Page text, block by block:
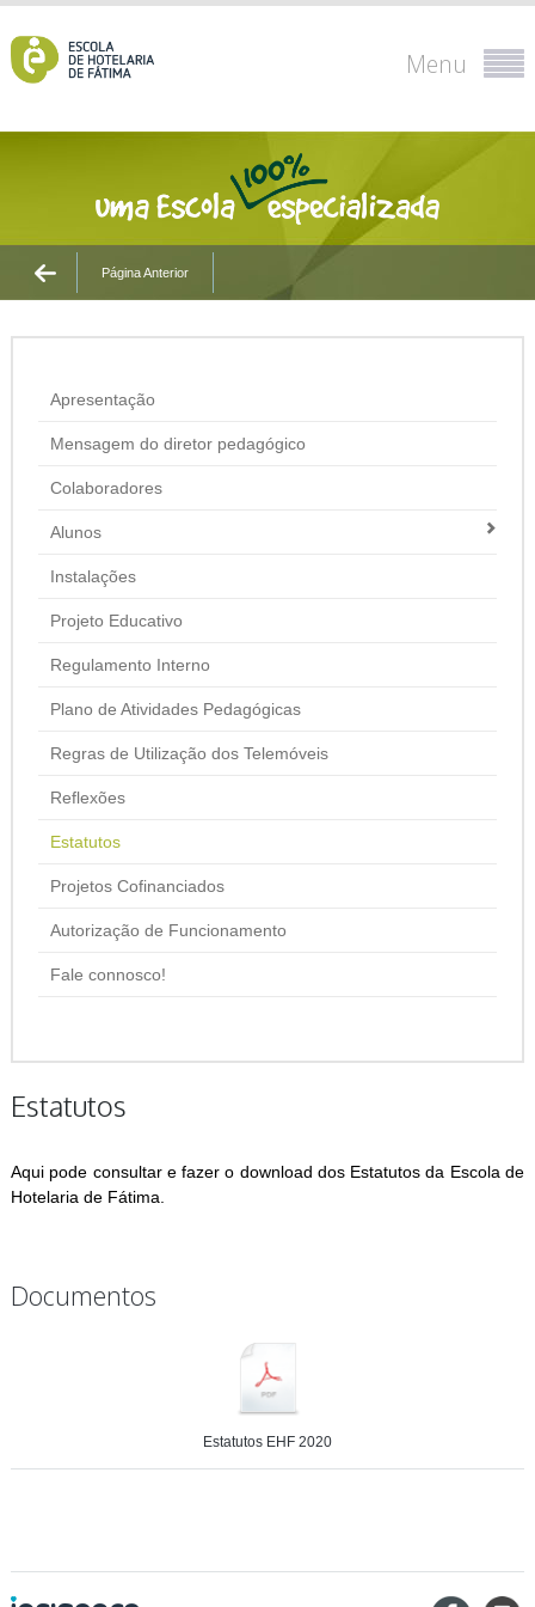
Menu
Página Anterior
Apresentação
Mensagem do diretor pedagógico
Colaboradores
Alunos
Instalações
Projeto Educativo
Regulamento Interno
Plano de Atividades Pedagógicas
Regras de Utilização dos Telemóveis
Reflexões
Estatutos
Projetos Cofinanciados
Autorização de Funcionamento
Fale connosco!
Estatutos
Aqui pode consultar e fazer o download dos Estatutos da Escola de
Hotelaria de Fátima.
Documentos
Estatutos EHF 2020